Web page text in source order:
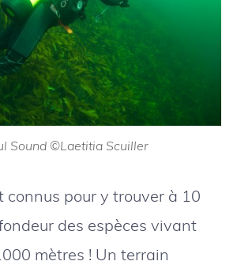
Sound ©Laetitia Scuiller
connus pour y trouver à 10
des espèces vivant
mètres ! Un terrain